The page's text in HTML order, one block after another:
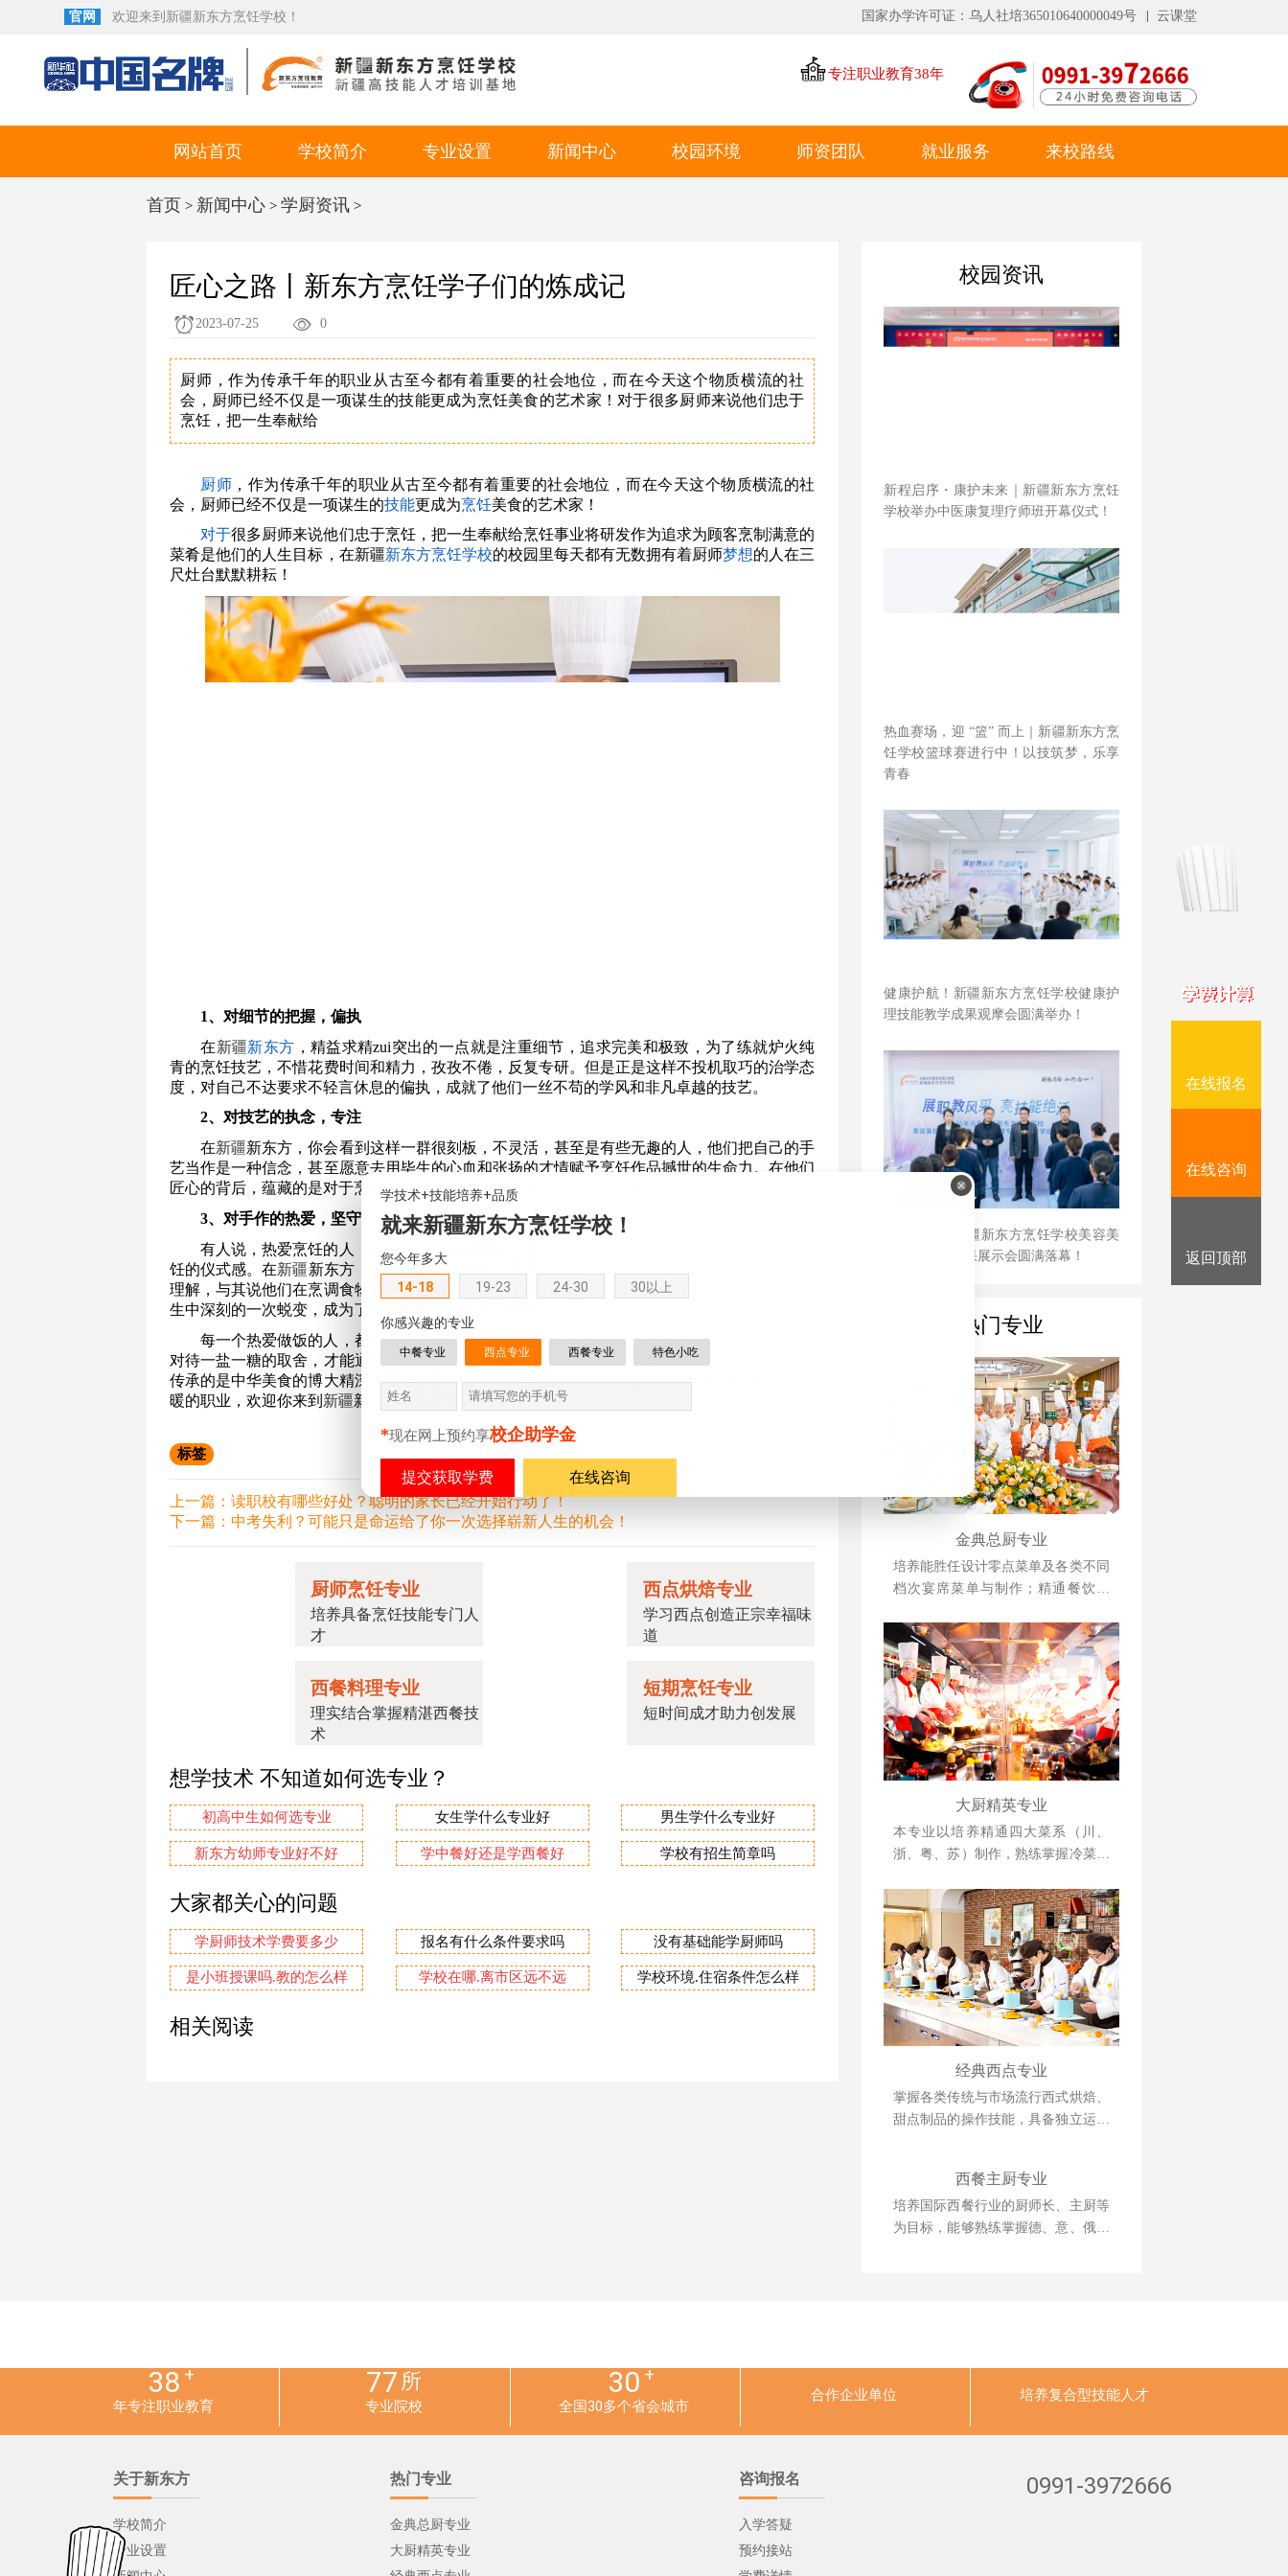
官网 欢迎来到新疆新东方烹饪学校！ 国家办学许可证：乌人社培365010640000049号 云课堂
专注职业教育38年
网站首页 学校简介 专业设置
西餐专业
新闻中心
就业动态
校园环境 师资团队 就业服务 来校路线
首页 > 新闻中心> 学厨资讯>
匠心之路丨新东方烹饪学子们的炼成记
2023-07-25 0
厨师，作为传承千年的职业从古至今都有着重要的社会地位，而在今天这个物质横流的社
会，厨师已经不仅是一项谋生的技能更成为烹饪美食的艺术家！对于很多厨师来说他们忠于
烹饪，把一生奉献给
厨师 ，作为传承千年的职业从古至今都有着重要的社会地位，而在今天这个物质横流的社
会，厨师已经不仅是一项谋生的技能更成为烹饪美食的艺术家！
对于很多厨师来说他们忠于烹饪，把一生奉献给烹饪事业将研发作为追求为顾客烹制满意的
菜肴是他们的人生目标，在新疆新东方烹饪学校的校园里每天都有无数拥有着厨师梦想的人在三
尺灶台默默耕耘！
1、对细节的把握，偏执
在新疆新东方 ，精益求精zui突出的一点就是注重细节，追求完美和极致，为了练就炉火纯
青的烹饪技艺，不惜花费时间和精力，孜孜不倦，反复专研。但是正是这样不投机取巧的治学态
度，对自己不达要求不轻言休息的偏执，成就了他们一丝不苟的学风和非凡卓越的技艺。
2、对技艺的执念，专注
在新疆新东方，你会看到这样一群很刻板，不灵活，甚至是有些无趣的人，他们把自己的手
艺当作是一种信念，甚至愿意去用毕生的心血和张扬的才情赋予烹饪作品撼世的生命力。在他们
匠心的背后，蕴藏的是对于烹饪的专注和对完美的追求，一丝不苟，孤心造诣。
3、对手作的热爱，坚守
有人说，热爱烹饪的人，比别人多了一份精神体验，不仅是味蕾上的丰富感，而且是亲手烹
饪的仪式感。在新疆新东方，每一位学员，都在用双手赋予
理解，与其说他们在烹调食物，不如说是烹饪改变了他们的生活轨迹。借由烹饪，他们完成了人
生中深刻的一次蜕变，成为了更好的自己，收获了想要的生活。
每一个热爱做饭的人，都是认真对待生活的艺术家，那些五花八门的食材，需要多么仔细地
对待一盐一糖的取舍，才能通过煎炒烹炸变成能传达温度和爱意、令人垂涎不已的美味啊。他们
传承的是中华美食的博大精深，守候的是一颗臻于至善的工匠之心。如果你也想从事这样一份温
暖的职业，欢迎你来到 新疆新东方烹饪学校。
标签
上一篇：读职校有哪些好处？聪明的家长已经开始行动了！
下一篇：中考失利？可能只是命运给了你一次选择崭新人生的机会！
厨师烹饪专业
培养具备烹饪技能专门人
才
西点烘焙专业
学习西点创造正宗幸福味
道
西餐料理专业
理实结合掌握精湛西餐技
术
短期烹饪专业
短时间成才助力创发展
想学技术 不知道如何选专业？
初高中生如何选专业 女生学什么专业好 男生学什么专业好
新东方幼师专业好不好 学中餐好还是学西餐好 学校有招生简章吗
大家都关心的问题
学厨师技术学费要多少 报名有什么条件要求吗 没有基础能学厨师吗
是小班授课吗.教的怎么样 学校在哪.离市区远不远 学校环境.住宿条件怎么样
相关阅读
校园资讯
新程启序・康护未来｜新疆新东方烹饪
学校举办中医康复理疗师班开幕仪式！
热血赛场，迎 “篮” 而上｜新疆新东方烹
饪学校篮球赛进行中！以技筑梦，乐享
青春
健康护航！新疆新东方烹饪学校健康护
理技能教学成果观摩会圆满举办！
美丽绽放！新疆新东方烹饪学校美容美
妆专业教学成果展示会圆满落幕！
热门专业
金典总厨专业
培养能胜任设计零点菜单及各类不同
档次宴席菜单与制作；精通餐饮管
创业、创新能力强的综合型人才。
大厨精英专业
本专业以培养精通四大菜系（川、
浙、粤、苏）制作，熟练掌握冷菜、
并具备创业能力的人才为目标。
经典西点专业
掌握各类传统与市场流行西式烘焙、
甜点制品的操作技能，具备独立运营
西餐主厨专业
培养国际西餐行业的厨师长、主厨等
为目标，能够熟练掌握德、意、俄等
38+
年专注职业教育
77 所
专业院校
30 +
全国30多个省会城市
合作企业单位 培养复合型技能人才
关于新东方
学校简介
专业设置
热门专业
金典总厨专业
大厨精英专业
咨询报名
入学答疑
预约接站
0991-3972666
学技术+技能培养+品质
就来新疆新东方烹饪学校！
您今年多大
14-18
19-23 24-30 30以上
你感兴趣的专业
中餐专业 西点专业 西餐专业 特色小吃
*现在网上预约享校企助学金
在线咨询
在线报名
在线咨询
返回顶部